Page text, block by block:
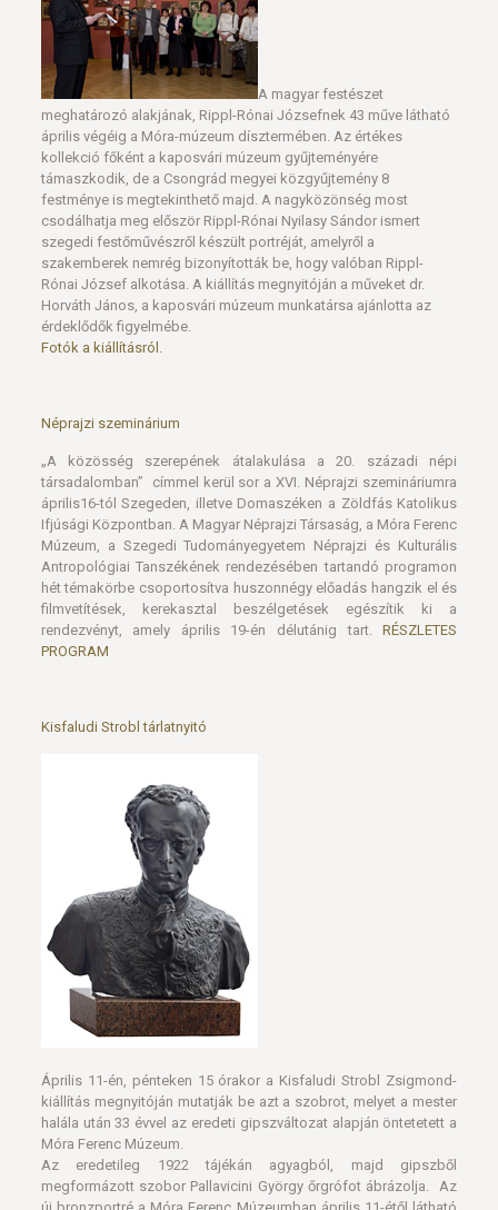
meghatározó alakjának, Rippl-Rónai Józsefnek 43 műve látható
április végéig a Móra-múzeum dísztermében. Az értékes
kollekció főként a kaposvári múzeum gyűjteményére
támaszkodik, de a Csongrád megyei közgyűjtemény 8
festménye is megtekinthető majd. A nagyközönség most
csodálhatja meg először Rippl-Rónai Nyilasy Sándor ismert
szegedi festőművészről készült portréját, amelyről a
szakemberek nemrég bizonyították be, hogy valóban Rippl-
Rónai József alkotása. A kiállítás megnyitóján a műveket dr.
Horváth János, a kaposvári múzeum munkatársa ajánlotta az
érdeklődők figyelmébe.
Fotók a kiállításról.
Néprajzi szeminárium
április16-tól Szegeden, illetve Domaszéken a Zöldfás Katolikus
Múzeum, a Szegedi Tudományegyetem Néprajzi és Kulturális
Antropológiai Tanszékének rendezésében tartandó programon
hét témakörbe csoportosítva huszonnégy előadás hangzik el és
filmvetítések, kerekasztal beszélgetések egészítik ki a
rendezvényt, amely április 19-én délutánig tart.RÉSZLETES
PROGRAM
Kisfaludi Strobl tárlatnyitó
Április 11-én, pénteken 15 órakor a Kisfaludi Strobl Zsigmond-
kiállítás megnyitóján mutatják be azt a szobrot, melyet a mester
halála után 33 évvel az eredeti gipszváltozat alapján öntetetett a
Az eredetileg 1922 tájékán agyagból, majd gipszből
megformázott szobor Pallavicini György őrgrófot ábrázolja. Az
új bronzportré a Móra Ferenc Múzeumban április 11-étől látható
nagyszabású Kisfaludi Strobl Zsigmond-emlékkiállítás
keretében kerül először a nagyközönség elé.
Folytatás…